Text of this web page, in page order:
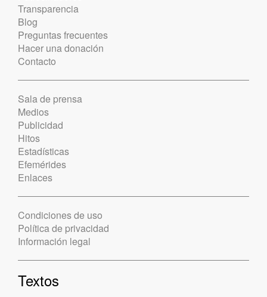
Transparencia
Blog
Preguntas frecuentes
Hacer una donación
Contacto
Sala de prensa
Medios
Publicidad
Hitos
Estadísticas
Efemérides
Enlaces
Condiciones de uso
Política de privacidad
Información legal
Textos